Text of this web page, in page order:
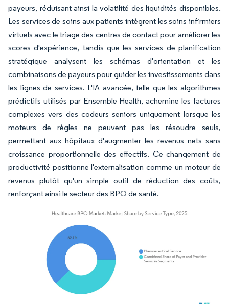
payeurs, réduisant ainsi la volatilité des liquidités disponibles.
Les services de soins aux patients intègrent les soins infirmiers
virtuels avec le triage des centres de contact pour améliorer les
scores d'expérience, tandis que les services de planification
stratégique analysent les schémas d'orientation et les
combinaisons de payeurs pour guider les investissements dans
les lignes de services. L'IA avancée, telle que les algorithmes
prédictifs utilisés par Ensemble Health, achemine les factures
complexes vers des codeurs seniors uniquement lorsque les
moteurs de règles ne peuvent pas les résoudre seuls,
permettant aux hôpitaux d'augmenter les revenus nets sans
croissance proportionnelle des effectifs. Ce changement de
productivité positionne l'externalisation comme un moteur de
revenus plutôt qu'un simple outil de réduction des coûts,
renforçant ainsi le secteur des BPO de santé.